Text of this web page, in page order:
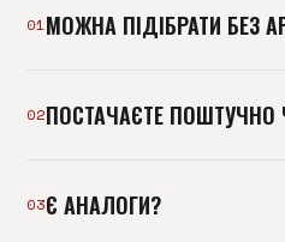
01МОЖНА ПІДІБРАТИ БЕЗ
інженер підбере сумісну
02ПОСТАЧАЄТЕ ПОШТУЧНО
партію під дільницю,
03Є АНАЛОГИ?